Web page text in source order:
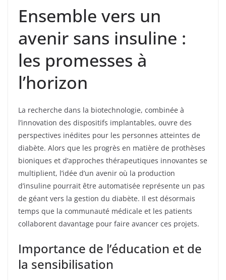
Ensemble vers un
avenir sans insuline :
les promesses à
l’horizon
La recherche dans la biotechnologie, combinée à
l’innovation des dispositifs implantables, ouvre des
perspectives inédites pour les personnes atteintes de
diabète. Alors que les progrès en matière de prothèses
bioniques et d’approches thérapeutiques innovantes se
multiplient, l’idée d’un avenir où la production
d’insuline pourrait être automatisée représente un pas
de géant vers la gestion du diabète. Il est désormais
temps que la communauté médicale et les patients
collaborent davantage pour faire avancer ces projets.
Importance de l’éducation et de
la sensibilisation